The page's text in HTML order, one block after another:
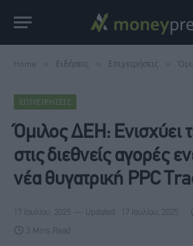
Home Ειδήσεις Επιχειρήσεις Όμιλος
ΕΠΙΧΕΙΡΉΣΕΙΣ
Όμιλος ΔΕΗ: Ενισχύει
στις διεθνείς αγορές
νέα θυγατρική PPC
17 Ιουλίου, 2025 Updated: 17 Ιουλίου, 2025
3 Mins Read